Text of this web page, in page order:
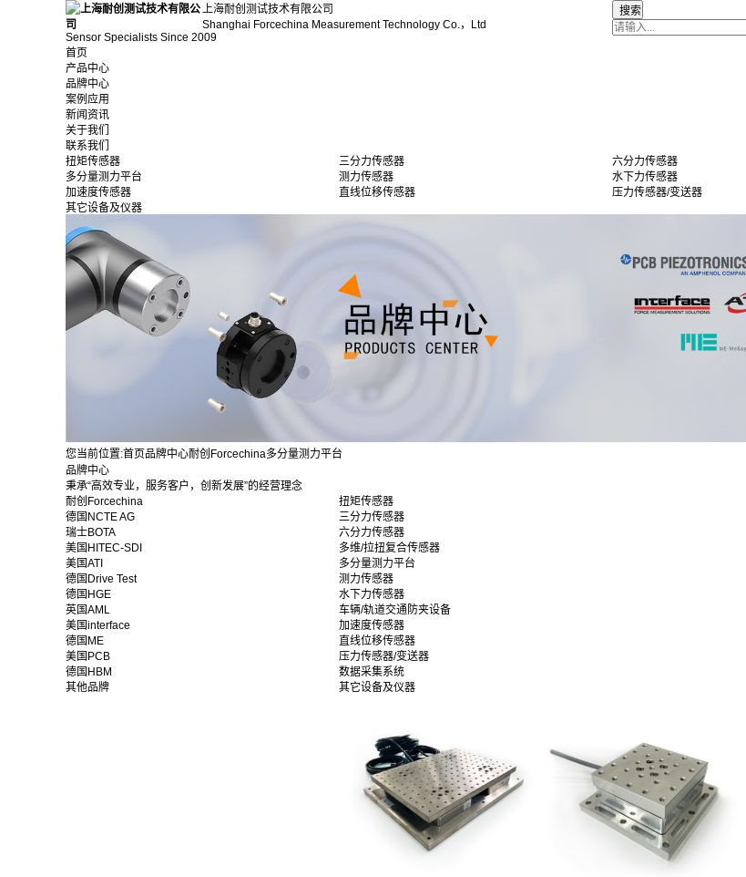
上海耐创测试技术有限公司
Shanghai Forcechina Measurement Technology Co.，Ltd
Sensor Specialists Since 2009
首页
产品中心
品牌中心
案例应用
新闻资讯
关于我们
联系我们
扭矩传感器
三分力传感器 六分力传感器
多分量测力平台
测力传感器 水下力传感器
加速度传感器
直线位移传感器 压力传感器/变送器
其它设备及仪器
您当前位置:首页品牌中心耐创Forcechina多分量测力平台
品牌中心
秉承“高效专业，服务客户，创新发展”的经营理念
耐创Forcechina
德国NCTE AG
瑞士BOTA
美国HITEC-SDI
美国ATI
德国Drive Test
德国HGE
英国AML
美国interface
德国ME
美国PCB
德国HBM
其他品牌
扭矩传感器
三分力传感器
六分力传感器
多维/拉扭复合传感器
多分量测力平台
测力传感器
水下力传感器
车辆/轨道交通防夹设备
加速度传感器
直线位移传感器
压力传感器/变送器
数据采集系统
其它设备及仪器